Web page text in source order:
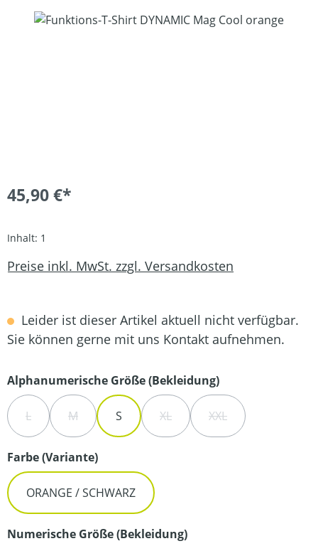
Bildergalerie überspringen
45,90 €*
Inhalt: 1
Preise inkl. MwSt. zzgl. Versandkosten
Leider ist dieser Artikel aktuell nicht verfügbar.
Sie können gerne mit uns Kontakt aufnehmen.
Alphanumerische Größe (Bekleidung)auswählen
L(DIESE OPTION IST ZURZEIT NICHT VERFÜGBAR.)
M(DIESE OPTION IST ZURZEIT NICHT VERFÜGBAR.)
S XL(DIESE OPTION IST ZURZEIT
XXL(DIESE OPTION IST
Farbe (Variante)auswählen
ORANGE / SCHWARZ
Numerische Größe (Bekleidung)auswählen